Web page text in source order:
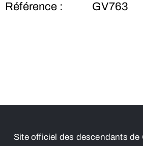
Référence : GV763
Site officiel des descendants de